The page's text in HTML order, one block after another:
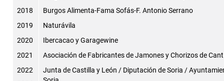
2018
2019
2020
2021
2022
Burgos Alimenta-Fama Sofás-F. Antonio Serrano
Naturávila
Ibercacao y Garagewine
Asociación de Fabricantes de Jamones y Chorizos de
Junta de Castilla y León / Diputación de Soria /